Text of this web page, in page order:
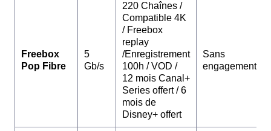
Freebox
Pop Fibre
5
Gb/s
220 Chaînes /
Compatible 4K
/ Freebox
replay
/Enregistrement
100h / VOD /
12 mois Canal+
Series offert / 6
mois de
Disney+ offert
Sans
engagement